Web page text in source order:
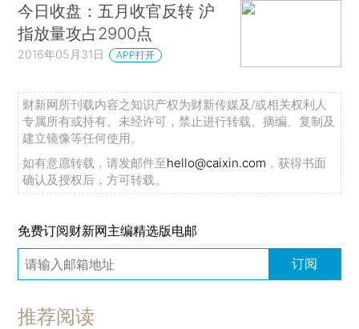
今日收盘：五月收官反转 沪
指放量攻占2900点
2016年05月31日 APP打开
财新网所刊载内容之知识产权为财新传媒及/或相关权利人
专属所有或持有。未经许可，禁止进行转载、摘编、复制及
建立镜像等任何使用。
如有意愿转载，请发邮件至hello@caixin.com ，获得书面
确认及授权后，方可转载。
免费订阅财新网主编精选版电邮
订阅
推荐阅读